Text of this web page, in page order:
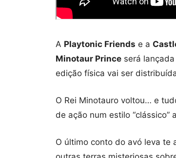
A Playtonic Friends e a
Minotaur Prince será
edição física vai ser
O Rei Minotauro voltou… e
de ação num estilo
O último conto do avó leva te